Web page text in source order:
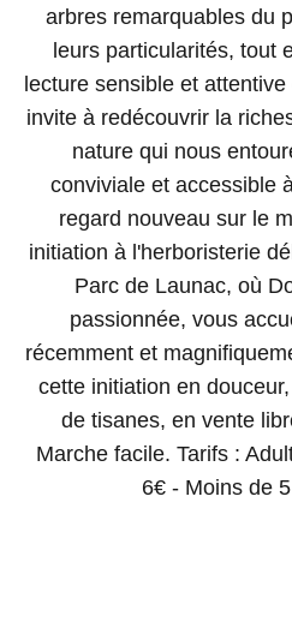
arbres remarquables du
leurs particularités, tout
lecture sensible et
invite à redécouvrir la
nature qui nous
conviviale et accessible
regard nouveau sur le
initiation à l'herboristerie
Parc de Launac, où
passionnée, vous
récemment et
cette initiation en
de tisanes, en vente
Marche facile. Tarifs :
6€ - Moins de